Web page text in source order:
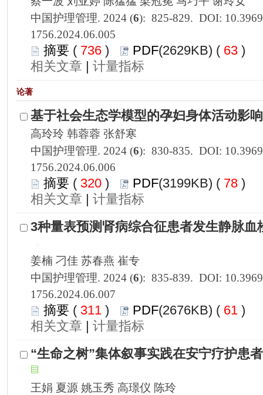
1756.2024.06.005
736 ) 63 )
|
1756.2024.06.006
320 ) 78 )
|
1756.2024.06.007
311 ) 61 )
|